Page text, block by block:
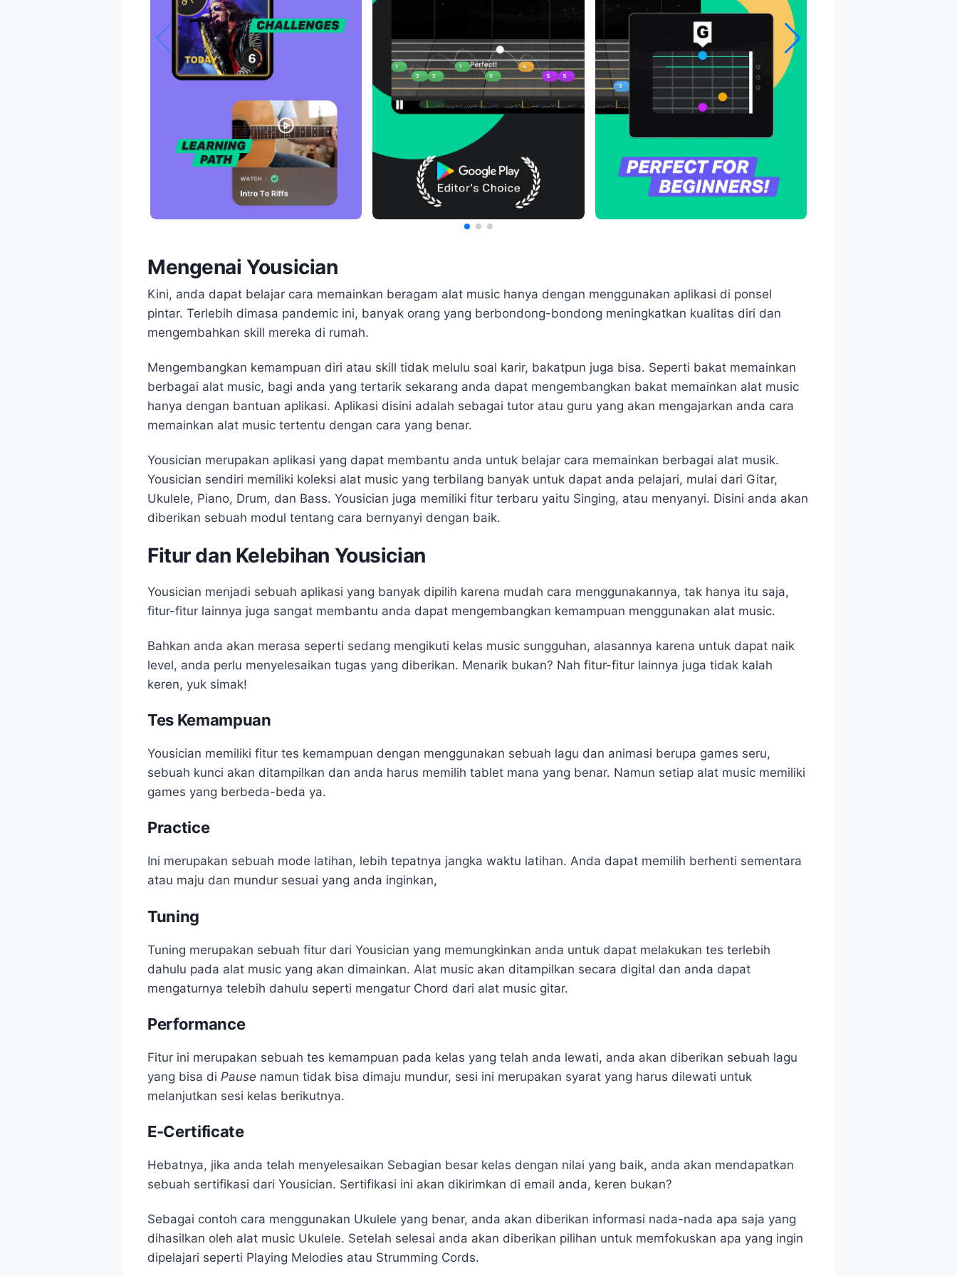
Mengenai Yousician
Kini, anda dapat belajar cara memainkan beragam alat music hanya dengan menggunakan aplikasi di ponsel
pintar. Terlebih dimasa pandemic ini, banyak orang yang berbondong-bondong meningkatkan kualitas diri dan
mengembahkan skill mereka di rumah.
Mengembangkan kemampuan diri atau skill tidak melulu soal karir, bakatpun juga bisa. Seperti bakat memainkan
berbagai alat music, bagi anda yang tertarik sekarang anda dapat mengembangkan bakat memainkan alat music
hanya dengan bantuan aplikasi. Aplikasi disini adalah sebagai tutor atau guru yang akan mengajarkan anda cara
memainkan alat music tertentu dengan cara yang benar.
Yousician merupakan aplikasi yang dapat membantu anda untuk belajar cara memainkan berbagai alat musik.
Yousician sendiri memiliki koleksi alat music yang terbilang banyak untuk dapat anda pelajari, mulai dari Gitar,
Ukulele, Piano, Drum, dan Bass. Yousician juga memiliki fitur terbaru yaitu Singing, atau menyanyi. Disini anda akan
diberikan sebuah modul tentang cara bernyanyi dengan baik.
Fitur dan Kelebihan Yousician
Yousician menjadi sebuah aplikasi yang banyak dipilih karena mudah cara menggunakannya, tak hanya itu saja,
fitur-fitur lainnya juga sangat membantu anda dapat mengembangkan kemampuan menggunakan alat music.
Bahkan anda akan merasa seperti sedang mengikuti kelas music sungguhan, alasannya karena untuk dapat naik
level, anda perlu menyelesaikan tugas yang diberikan. Menarik bukan? Nah fitur-fitur lainnya juga tidak kalah
keren, yuk simak!
Tes Kemampuan
Yousician memiliki fitur tes kemampuan dengan menggunakan sebuah lagu dan animasi berupa games seru,
sebuah kunci akan ditampilkan dan anda harus memilih tablet mana yang benar. Namun setiap alat music memiliki
games yang berbeda-beda ya.
Practice
Ini merupakan sebuah mode latihan, lebih tepatnya jangka waktu latihan. Anda dapat memilih berhenti sementara
atau maju dan mundur sesuai yang anda inginkan,
Tuning
Tuning merupakan sebuah fitur dari Yousician yang memungkinkan anda untuk dapat melakukan tes terlebih
dahulu pada alat music yang akan dimainkan. Alat music akan ditampilkan secara digital dan anda dapat
mengaturnya telebih dahulu seperti mengatur Chord dari alat music gitar.
Performance
Fitur ini merupakan sebuah tes kemampuan pada kelas yang telah anda lewati, anda akan diberikan sebuah lagu
yang bisa di Pause namun tidak bisa dimaju mundur, sesi ini merupakan syarat yang harus dilewati untuk
melanjutkan sesi kelas berikutnya.
E-Certificate
Hebatnya, jika anda telah menyelesaikan Sebagian besar kelas dengan nilai yang baik, anda akan mendapatkan
sebuah sertifikasi dari Yousician. Sertifikasi ini akan dikirimkan di email anda, keren bukan?
Sebagai contoh cara menggunakan Ukulele yang benar, anda akan diberikan informasi nada-nada apa saja yang
dihasilkan oleh alat music Ukulele. Setelah selesai anda akan diberikan pilihan untuk memfokuskan apa yang ingin
dipelajari seperti Playing Melodies atau Strumming Cords.